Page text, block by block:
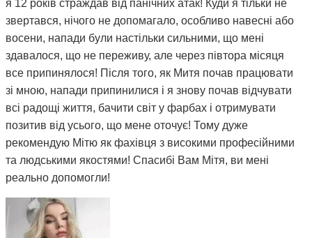
я 12 років страждав від панічних атак! Куди я тільки не
звертався, нічого не допомагало, особливо навесні або
восени, напади були настільки сильними, що мені
здавалося, що не переживу, але через півтора місяця
все припинялося! Після того, як Митя почав працювати
зі мною, напади припинилися і я знову почав відчувати
всі радощі життя, бачити світ у фарбах і отримувати
позитив від усього, що мене оточує! Тому дуже
рекомендую Мітю як фахівця з високими професійними
та людськими якостями! Спасибі Вам Мітя, ви мені
реально допомогли!